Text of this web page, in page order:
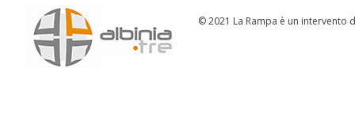
© 2021 La Rampa è un intervento